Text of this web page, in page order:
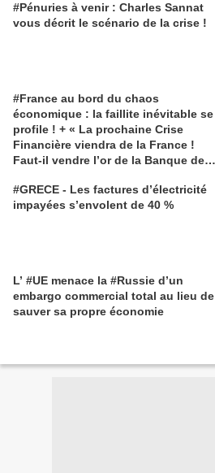
#Pénuries à venir : Charles Sannat
vous décrit le scénario de la crise !
#France au bord du chaos
économique : la faillite inévitable se
profile ! + « La prochaine Crise
Financière viendra de la France !
Faut-il vendre l’or de la Banque de
éviter le chaos ? »
#GRECE - Les factures d’électricité
impayées s’envolent de 40 %
L’ #UE menace la #Russie d’un
embargo commercial total au lieu de
sauver sa propre économie